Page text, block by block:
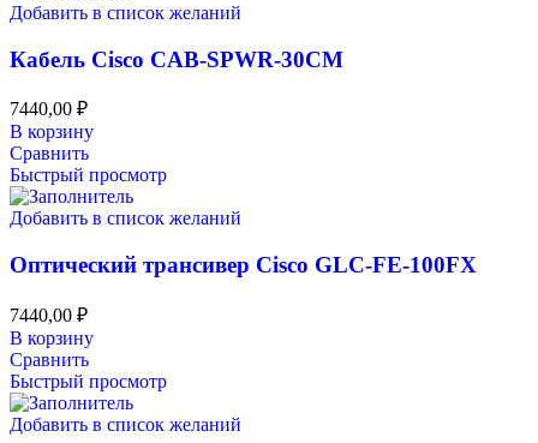
Добавить в список желаний
Кабель Cisco CAB-SPWR-30CM
7440,00 ₽
В корзину
Сравнить
Быстрый просмотр
Добавить в список желаний
Оптический трансивер Cisco GLC-FE-100FX
7440,00 ₽
В корзину
Сравнить
Быстрый просмотр
Добавить в список желаний